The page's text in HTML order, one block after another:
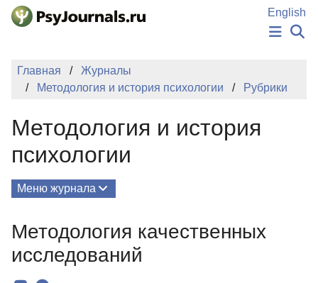
Перейти к основному содержанию
English
НОВОСТИ
АВТОРЫ
БАЗА ЗНАНИЙ
Регистрация
Главная
Журналы
Методология и история психологии
Рубрики
Методология и история
психологии
Меню журнала
О Журнале
Редколлегия
Методология качественных
исследований